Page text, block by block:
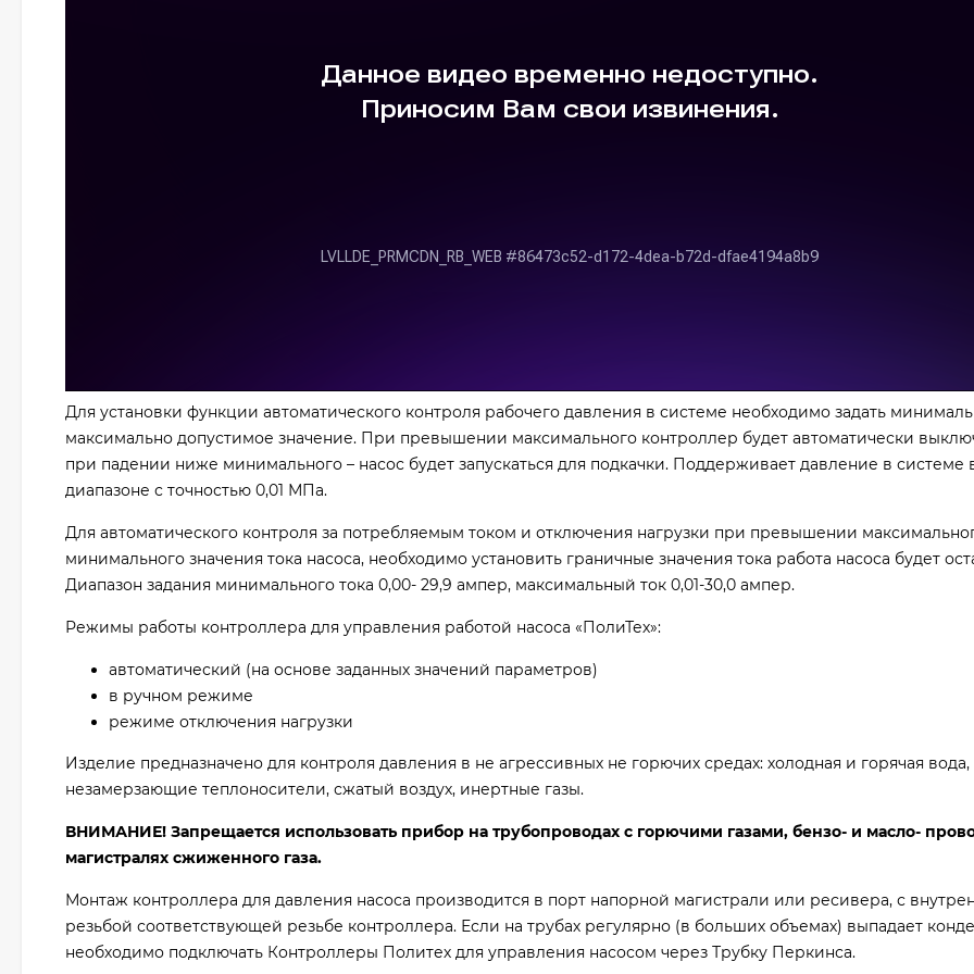
Для установки функции автоматического контроля рабочего давления в системе необходимо задать
максимально допустимое значение. При превышении максимального контроллер будет автоматически
при падении ниже минимального – насос будет запускаться для подкачки. Поддерживает давление в системе
диапазоне с точностью 0,01 МПа.
Для автоматического контроля за потребляемым током и отключения нагрузки при превышении
минимального значения тока насоса, необходимо установить граничные значения тока работа насоса будет
Диапазон задания минимального тока 0,00- 29,9 ампер, максимальный ток 0,01-30,0 ампер.
Режимы работы контроллера для управления работой насоса «ПолиТех»:
автоматический (на основе заданных значений параметров)
в ручном режиме
режиме отключения нагрузки
Изделие предназначено для контроля давления в не агрессивных не горючих средах: холодная и горячая вода,
незамерзающие теплоносители, сжатый воздух, инертные газы.
ВНИМАНИЕ! Запрещается использовать прибор на трубопроводах с горючими газами, бензо- и масло-
магистралях сжиженного газа.
Монтаж контроллера для давления насоса производится в порт напорной магистрали или ресивера, с
резьбой соответствующей резьбе контроллера. Если на трубах регулярно (в больших объемах) выпадает
необходимо подключать Контроллеры Политех для управления насосом через Трубку Перкинса.